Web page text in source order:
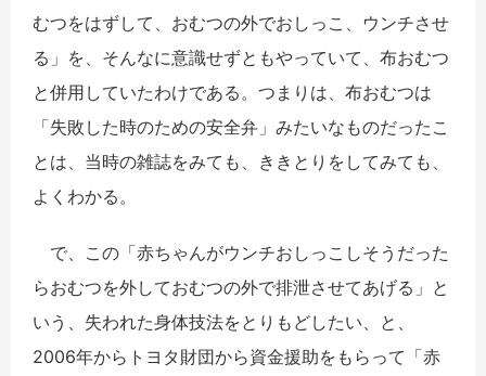
むつをはずして、おむつの外でおしっこ、ウンチさせ
る」を、そんなに意識せずともやっていて、布おむつ
と併用していたわけである。つまりは、布おむつは
「失敗した時のための安全弁」みたいなものだったこ
とは、当時の雑誌をみても、ききとりをしてみても、
よくわかる。
で、この「赤ちゃんがウンチおしっこしそうだった
らおむつを外しておむつの外で排泄させてあげる」と
いう、失われた身体技法をとりもどしたい、と、
2006年からトヨタ財団から資金援助をもらって「赤